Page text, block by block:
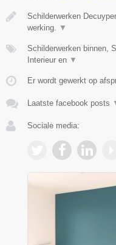
Schilderwerken
werking. ▼
Schilderwerken binnen,
Interieur en ▼
Er wordt gewerkt op
Laatste facebook posts
Sociale media: